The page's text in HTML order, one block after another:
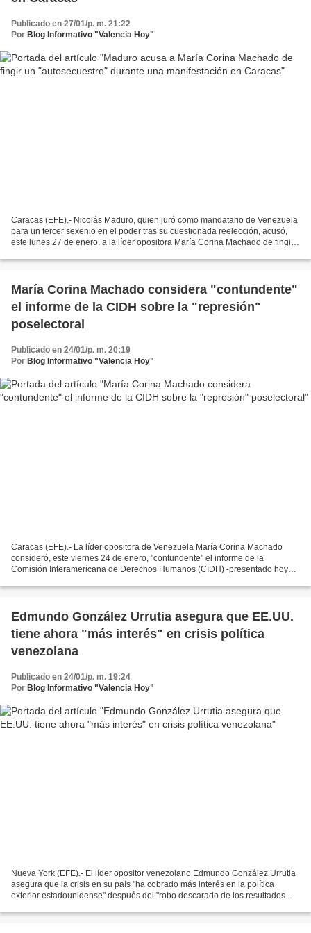
Publicado en 27/01/p. m. 21:22
Por Blog Informativo "Valencia Hoy"
Caracas (EFE).- Nicolás Maduro, quien juró como mandatario de Venezuela
para un tercer sexenio en el poder tras su cuestionada reelección, acusó,
este lunes 27 de enero, a la líder opositora María Corina Machado de fingir
María Corina Machado considera "contundente"
el informe de la CIDH sobre la "represión"
poselectoral
Publicado en 24/01/p. m. 20:19
Por Blog Informativo "Valencia Hoy"
Caracas (EFE).- La líder opositora de Venezuela María Corina Machado
consideró, este viernes 24 de enero, "contundente" el informe de la
Comisión Interamericana de Derechos Humanos (CIDH) -presentado hoy
Edmundo González Urrutia asegura que EE.UU.
tiene ahora "más interés" en crisis política
venezolana
Publicado en 24/01/p. m. 19:24
Por Blog Informativo "Valencia Hoy"
Nueva York (EFE).- El líder opositor venezolano Edmundo González Urrutia
asegura que la crisis en su país "ha cobrado más interés en la política
exterior estadounidense" después del "robo descarado de los resultados